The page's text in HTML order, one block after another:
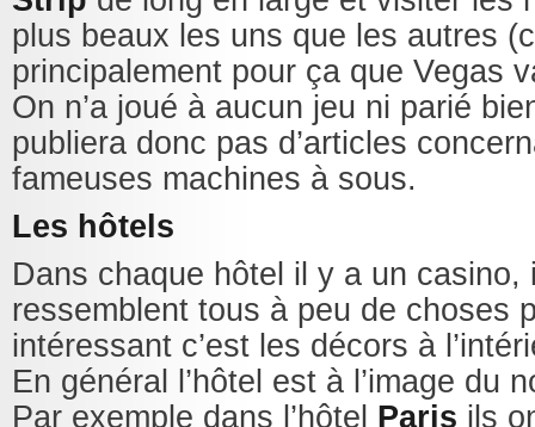
plus beaux les uns que les autres
principalement pour ça que Vegas
On n’a joué à aucun jeu ni parié
publiera donc pas d’articles
fameuses machines à sous.
Les hôtels
Dans chaque hôtel il y a un casino,
ressemblent tous à peu de choses
intéressant c’est les décors à
En général l’hôtel est à l’image du
Par exemple dans l’hôtel Paris ils